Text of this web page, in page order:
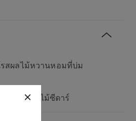
สผลไม้หวานหอมที่บ่ม
ดื่อสด และไม้ซีดาร์